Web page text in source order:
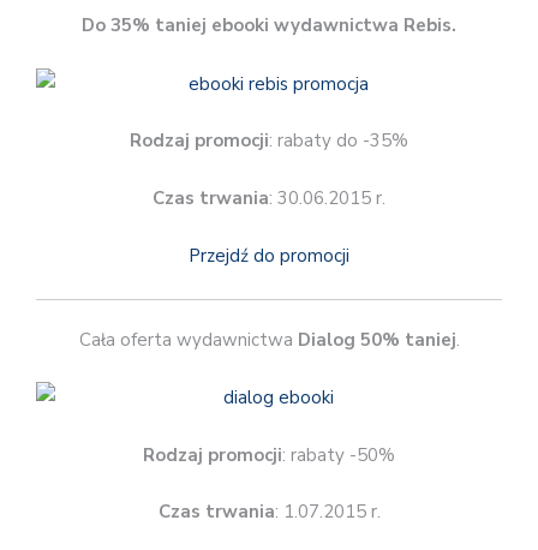
Do 35% taniej ebooki wydawnictwa Rebis.
Rodzaj promocji: rabaty do -35%
Czas trwania: 30.06.2015 r.
Przejdź do promocji
Cała oferta wydawnictwa Dialog 50% taniej.
Rodzaj promocji: rabaty -50%
Czas trwania: 1.07.2015 r.